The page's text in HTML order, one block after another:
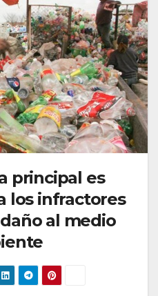
principal es
los infractores
al medio